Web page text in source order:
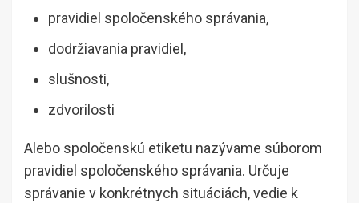
pravidiel spoločenského správania,
dodržiavania pravidiel,
slušnosti,
zdvorilosti
Alebo spoločenskú etiketu nazývame súborom
pravidiel spoločenského správania. Určuje
správanie v konkrétnych situáciách, vedie k